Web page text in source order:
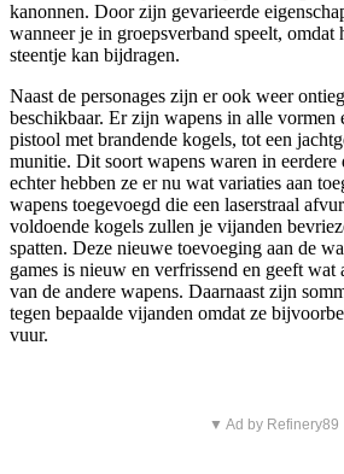
kanonnen. Door zijn gevarieerde
wanneer je in groepsverband speelt,
steentje kan bijdragen.
Naast de personages zijn er ook weer
beschikbaar. Er zijn wapens in alle vormen
pistool met brandende kogels, tot een
munitie. Dit soort wapens waren in eerdere
echter hebben ze er nu wat variaties aan
wapens toegevoegd die een laserstraal
voldoende kogels zullen je vijanden
spatten. Deze nieuwe toevoeging aan de
games is nieuw en verfrissend en geeft
van de andere wapens. Daarnaast zijn
tegen bepaalde vijanden omdat ze
vuur.
▼ Ad by Refinery89